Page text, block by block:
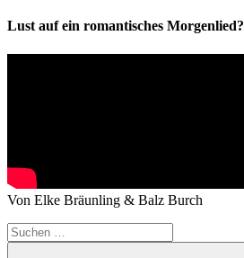
Lust auf ein romantisches Morgenlied?
Von Elke Bräunling & Balz Burch
Suchen
nach: